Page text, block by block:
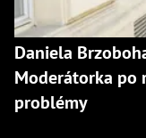
Daniela
Moderátorka po
problémy